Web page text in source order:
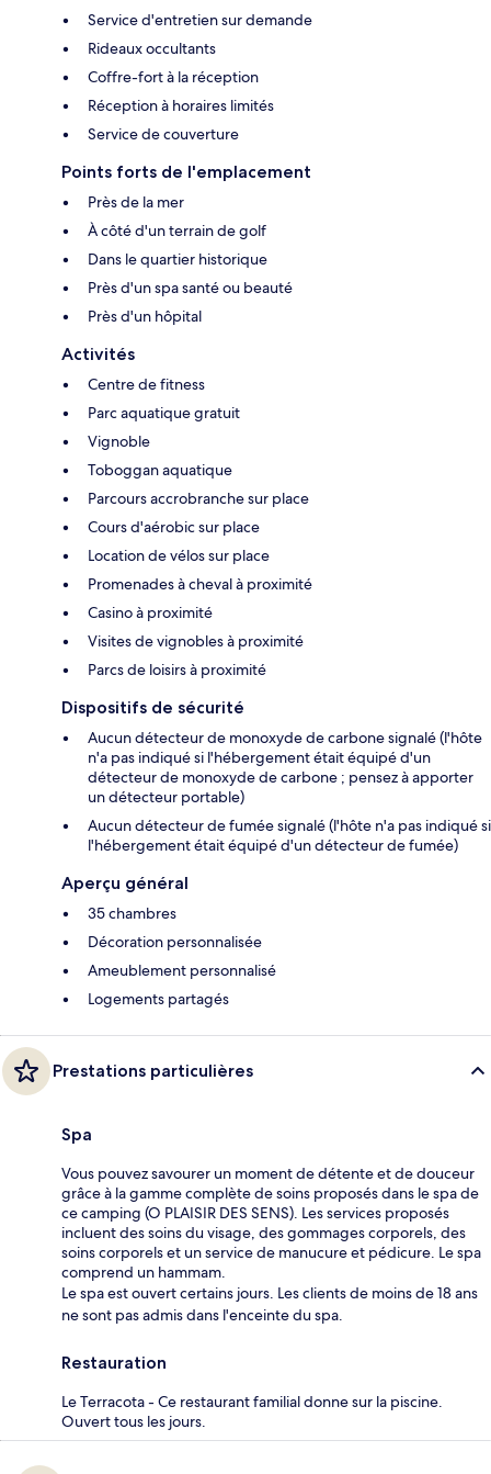
Service d'entretien sur demande
Rideaux occultants
Coffre-fort à la réception
Réception à horaires limités
Service de couverture
Points forts de l'emplacement
Près de la mer
À côté d'un terrain de golf
Dans le quartier historique
Près d'un spa santé ou beauté
Près d'un hôpital
Activités
Centre de fitness
Parc aquatique gratuit
Vignoble
Toboggan aquatique
Parcours accrobranche sur place
Cours d'aérobic sur place
Location de vélos sur place
Promenades à cheval à proximité
Casino à proximité
Visites de vignobles à proximité
Parcs de loisirs à proximité
Dispositifs de sécurité
Aucun détecteur de monoxyde de carbone signalé (l'hôte
n'a pas indiqué si l'hébergement était équipé d'un
détecteur de monoxyde de carbone ; pensez à apporter
un détecteur portable)
Aucun détecteur de fumée signalé (l'hôte n'a pas indiqué si
l'hébergement était équipé d'un détecteur de fumée)
Aperçu général
35 chambres
Décoration personnalisée
Ameublement personnalisé
Logements partagés
Prestations particulières
Spa
Vous pouvez savourer un moment de détente et de douceur
grâce à la gamme complète de soins proposés dans le spa de
ce camping (O PLAISIR DES SENS). Les services proposés
incluent des soins du visage, des gommages corporels, des
soins corporels et un service de manucure et pédicure. Le spa
comprend un hammam.
Le spa est ouvert certains jours. Les clients de moins de 18 ans
ne sont pas admis dans l'enceinte du spa.
Restauration
Le Terracota - Ce restaurant familial donne sur la piscine.
Ouvert tous les jours.